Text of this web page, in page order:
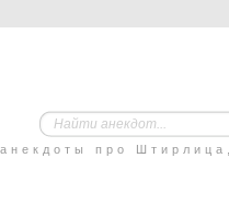
про Штирлица,